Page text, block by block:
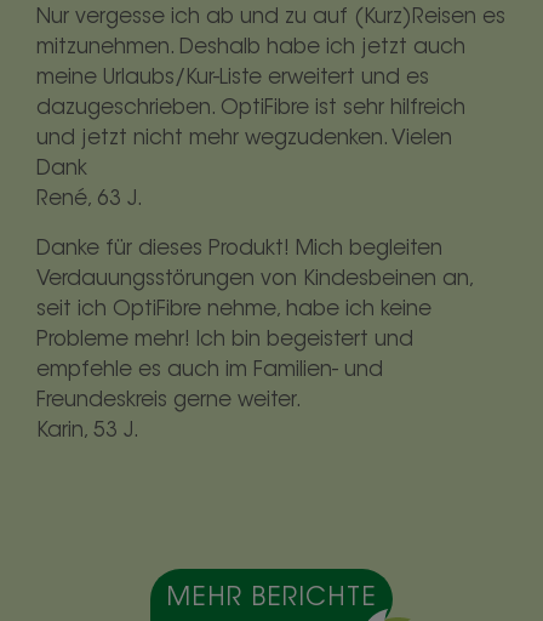
Nur vergesse ich ab und zu auf (Kurz)Reisen es
mitzunehmen. Deshalb habe ich jetzt auch
meine Urlaubs/Kur-Liste erweitert und es
dazugeschrieben. OptiFibre ist sehr hilfreich
und jetzt nicht mehr wegzudenken. Vielen
Dank
René, 63 J.
Danke für dieses Produkt! Mich begleiten
Verdauungsstörungen von Kindesbeinen an,
seit ich OptiFibre nehme, habe ich keine
Probleme mehr! Ich bin begeistert und
empfehle es auch im Familien- und
Freundeskreis gerne weiter.
Karin, 53 J.
MEHR BERICHTE